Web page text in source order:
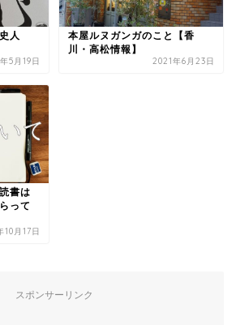
人
5月19日
本屋ルヌガンガのこと【香
川・高松情報】
2021年6月23日
書は
って
10月17日
スポンサーリンク